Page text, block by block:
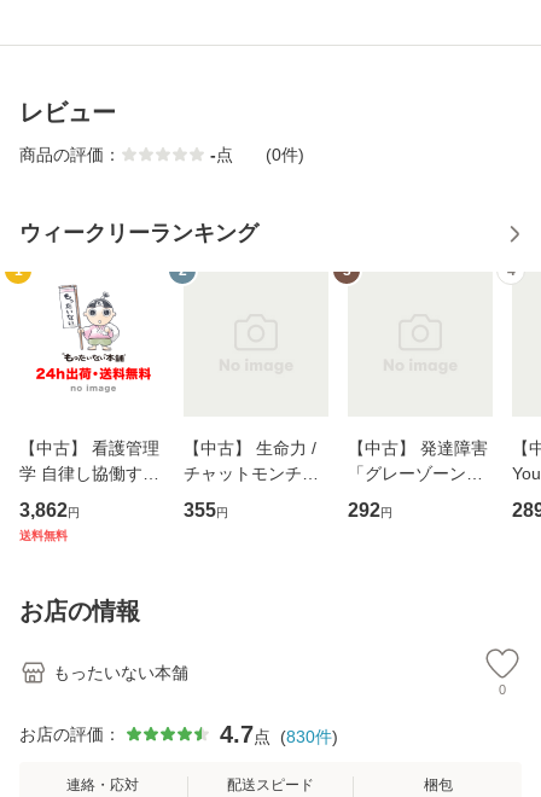
レビュー
商品の評価： -点 (0件)
ウィークリーランキング
1
【中古】 看護管理
学 自律し協働する
専門職の看護マネ
ジメントスキル 改
恵 藤本幸三 / 南江
堂 [単行
3,862円
送料無料
2
【中古】 生命力 /
チャットモンチー /
キューンレコード
[CD]【メール便送
355円
3
【中古】 発達障害
「グレーゾーン」
その正しい理解と
克服法 (SB新書 57
292円
4
【
のが
お店の情報
もったいない本舗
0
お店の評価： 4.7点 (830件)
連絡・応対 配送スピード 梱包